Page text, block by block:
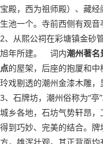
宝殿，西为祖师殿）、藏
生池一个。寺前西侧有观音
2、从熙公祠在彩塘镇金砂
旭年所建。 词内潮州著名
点的屋架，后座的抱厦和
玲戏剔透的潮州金漆木雕，
3、石牌坊，潮州俗称为“
城乡各地，石坊气势轩昂
得到巧妙、完美的结合。